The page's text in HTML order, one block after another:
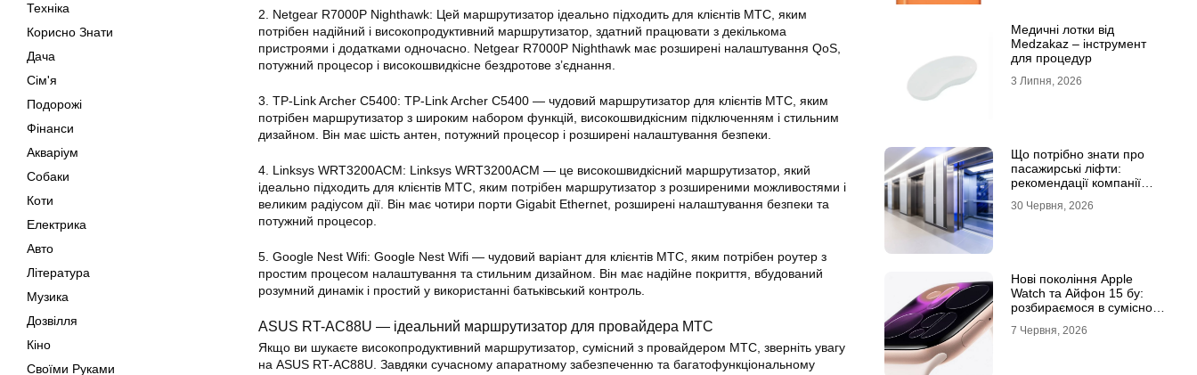
Техніка
Корисно Знати
Дача
Сім'я
Подорожі
Фінанси
Акваріум
Собаки
Коти
Електрика
Авто
Література
Музика
Дозвілля
Кіно
Своїми Руками
2. Netgear R7000P Nighthawk: Цей маршрутизатор ідеально підходить для клієнтів МТС, яким
потрібен надійний і високопродуктивний маршрутизатор, здатний працювати з декількома
пристроями і додатками одночасно. Netgear R7000P Nighthawk має розширені налаштування QoS,
потужний процесор і високошвидкісне бездротове з’єднання
3. TP-Link Archer C5400: TP-Link Archer C5400 — чудовий маршрутизатор для клієнтів МТС, яким
потрібен маршрутизатор з широким набором функцій, високошвидкісним підключенням і стильним
дизайном. Він має шість антен, потужний процесор і розширені налаштування безпеки.
4. Linksys WRT3200ACM: Linksys WRT3200ACM — це високошвидкісний маршрутизатор, який
ідеально підходить для клієнтів МТС, яким потрібен маршрутизатор з розширеними можливостями і
великим радіусом дії. Він має чотири порти Gigabit Ethernet, розширені налаштування безпеки та
потужний процесор.
5. Google Nest Wifi: Google Nest Wifi — чудовий варіант для клієнтів МТС, яким потрібен роутер з
простим процесом налаштування та стильним дизайном. Він має надійне покриття, вбудований
розумний динамік і простий у використанні батьківський контроль.
ASUS RT-AC88U — ідеальний маршрутизатор для провайдера МТС
Якщо ви шукаєте високопродуктивний маршрутизатор, сумісний з провайдером МТС, зверніть увагу
на ASUS RT-AC88U. Завдяки сучасному апаратному забезпеченню та багатофункціональному
Медичні лотки від
Medzakaz – інструмент
для процедур
3 Липня, 2026
Що потрібно знати про
пасажирські ліфти:
рекомендації компанії
30 Червня, 2026
Нові покоління Apple
Watch та Айфон 15 бу:
розбираємося в сумісності
екосистеми
7 Червня, 2026